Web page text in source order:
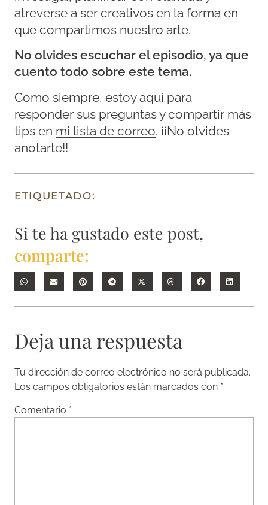
atreverse a ser creativos en la forma en
que compartimos nuestro arte.
No olvides escuchar el episodio, ya que
cuento todo sobre este tema.
Como siempre, estoy aquí para
responder sus preguntas y compartir más
tips en mi lista de correo. ¡¡No olvides
anotarte!!
ETIQUETADO:
Si te ha gustado este post,
comparte:
Deja una respuesta
Tu dirección de correo electrónico no será publicada.
Los campos obligatorios están marcados con *
Comentario *